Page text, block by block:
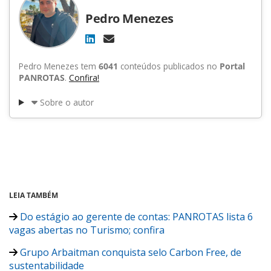
Pedro Menezes
Pedro Menezes tem 6041 conteúdos publicados no Portal
PANROTAS. Confira!
Sobre o autor
LEIA TAMBÉM
Do estágio ao gerente de contas: PANROTAS lista 6
vagas abertas no Turismo; confira
Grupo Arbaitman conquista selo Carbon Free, de
sustentabilidade